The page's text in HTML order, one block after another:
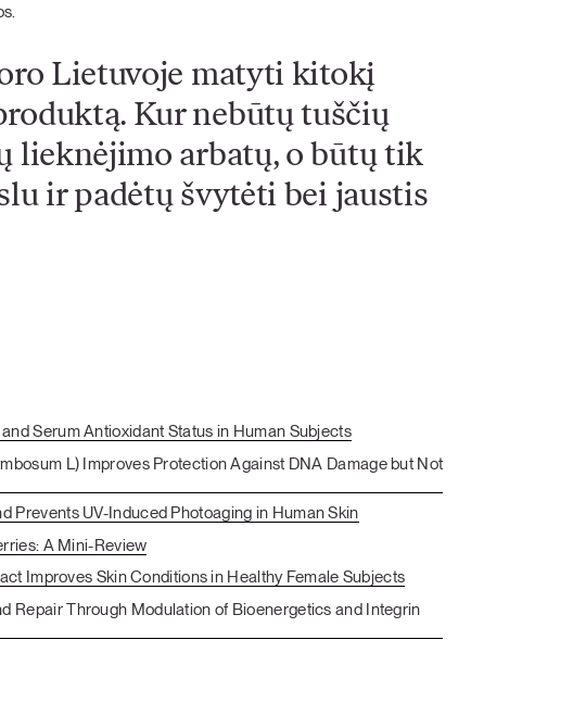
Lietuvoje matyti kitokį
Kur nebūtų tuščių
lieknėjimo arbatų, o būtų tik
ir padėtų švytėti bei jaustis
Serum Antioxidant Status in Human Subjects
L) Improves Protection Against DNA Damage but Not
Prevents UV-Induced Photoaging in Human Skin
A Mini-Review
Improves Skin Conditions in Healthy Female Subjects
Repair Through Modulation of Bioenergetics and Integrin